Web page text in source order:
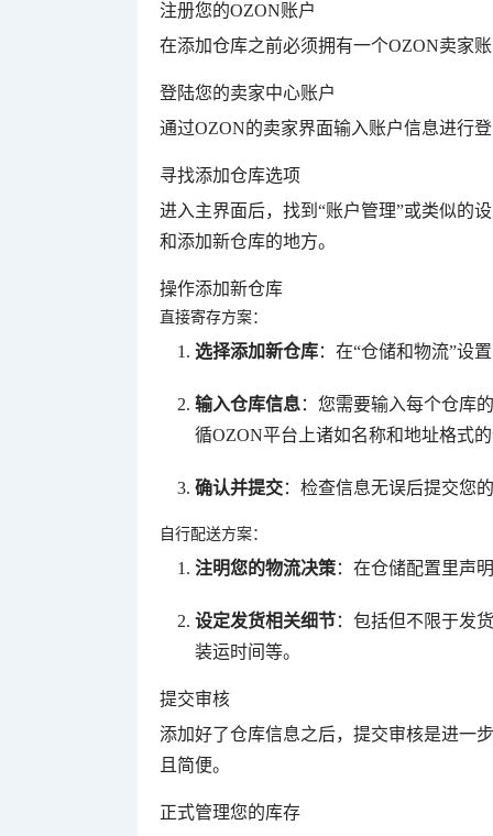
注册您的OZON账户
在添加仓库之前必须拥有一个OZON卖家
登陆您的卖家中心账户
通过OZON的卖家界面输入账户信息进行
寻找添加仓库选项
进入主界面后，找到“账户管理”或类似的
和添加新仓库的地方。
操作添加新仓库
直接寄存方案：
选择添加新仓库：在“仓储和物流”设
输入仓库信息：您需要输入每个仓库
循OZON平台上诸如名称和地址格式
确认并提交：检查信息无误后提交您
自行配送方案：
注明您的物流决策：在仓储配置里声
设定发货相关细节：包括但不限于发
装运时间等。
提交审核
添加好了仓库信息之后，提交审核是进一
且简便。
正式管理您的库存